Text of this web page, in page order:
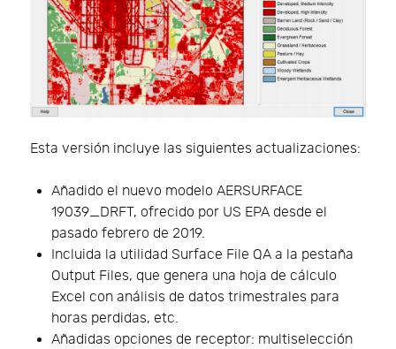
Esta versión incluye las siguientes actualizaciones:
Añadido el nuevo modelo AERSURFACE
19039_DRFT, ofrecido por US EPA desde el
pasado febrero de 2019.
Incluida la utilidad Surface File QA a la pestaña
Output Files, que genera una hoja de cálculo
Excel con análisis de datos trimestrales para
horas perdidas, etc.
Añadidas opciones de receptor: multiselección